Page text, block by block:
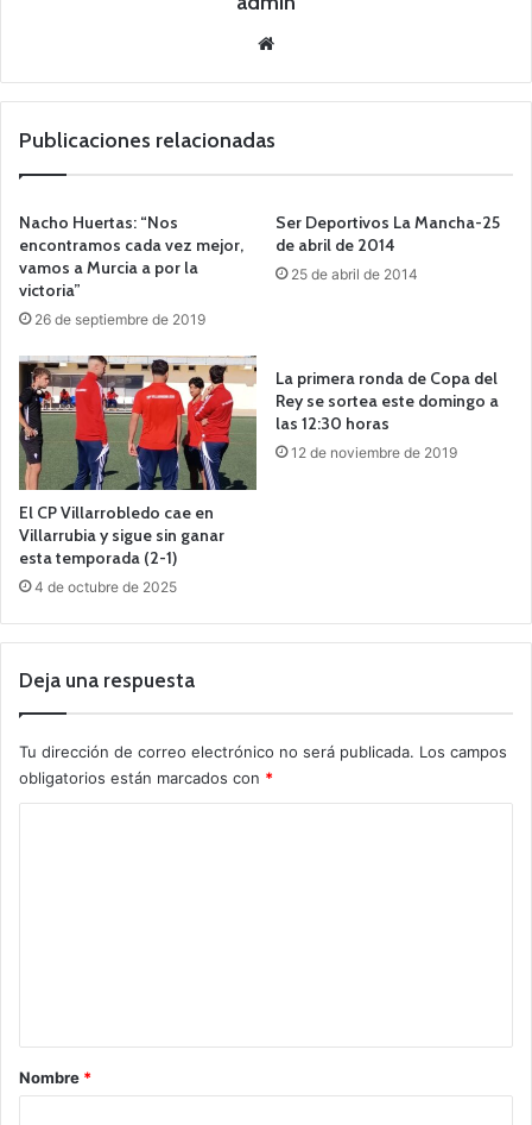
we
Publicaciones relacionadas
Nacho Huertas: “Nos
encontramos cada vez mejor,
vamos a Murcia a por la
victoria”
26 de septiembre de 2019
Ser Deportivos La Mancha-25
de abril de 2014
25 de abril de 2014
El CP Villarrobledo cae en
Villarrubia y sigue sin ganar
esta temporada (2-1)
4 de octubre de 2025
La primera ronda de Copa del
Rey se sortea este domingo a
las 12:30 horas
12 de noviembre de 2019
Deja una respuesta
Tu dirección de correo electrónico no será publicada. Los campos
obligatorios están marcados con *
rNombre *